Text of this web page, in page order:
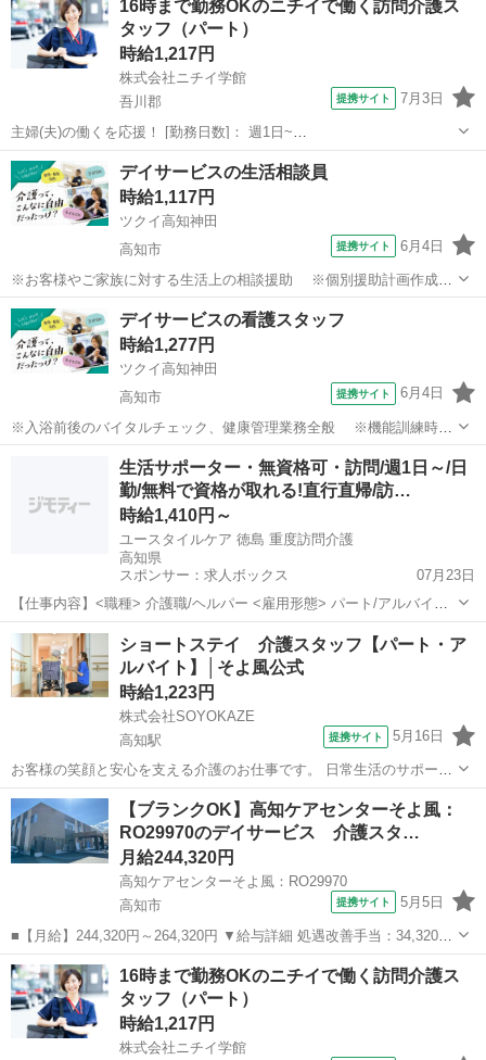
16時まで勤務OKのニチイで働く訪問介護ス
タッフ（パート）
時給1,217円
株式会社ニチイ学館
吾川郡
提携サイト 7月3日
主婦(夫)の働くを応援！ [勤務日数]： 週1日~
10:00~16:00/09:00~15:00/08:00~12:00/09:00~17:00/10:00~18:00 月/
火/水/木/金 などから選べます [勤務地・...
高知 ケアマネージャー
デイサービスの生活相談員
時給1,117円
ツクイ高知神田
高知市
提携サイト 6月4日
※お客様やご家族に対する生活上の相談援助 ※個別援助計画作成、
および実施、評価 ※契約などの各種手続き ※サービス担当者会議
への出席 ※ケアマネジャー、ご家族、その他関係機関との連絡調
整・報告 ※事務業務 ※介護...
高知 介護
デイサービスの看護スタッフ
時給1,277円
ツクイ高知神田
高知市
提携サイト 6月4日
※入浴前後のバイタルチェック、健康管理業務全般 ※機能訓練時の
補助業務 ※他スタッフと連携してのケア業務全般 ※各種記録業務
なし ◆有期労働契約を更新...
介護
生活サポーター・無資格可・訪問/週1日～/日
勤/無料で資格が取れる!直行直帰/訪…
時給1,410円～
ユースタイルケア 徳島 重度訪問介護
高知県
スポンサー：求人ボックス
07月23日
【仕事内容】<職種> 介護職/ヘルパー <雇用形態> パート/アルバイト
<施設形態> 訪問介護 <お仕事内容> <仕事内容詳細> 障がいによりお
ひとりでは生活が難しい方のケア ・見守り ・日常生活のお手伝い ・
食事介助 ・介護記...
アルバイト・パート
ショートステイ 介護スタッフ【パート・ア
ルバイト】│そよ風公式
時給1,223円
株式会社SOYOKAZE
高知駅
提携サイト 5月16日
お客様の笑顔と安心を支える介護のお仕事です。 日常生活のサポート
や身体介助（食事・入浴・排せつ・移乗など）をはじめ、レクリエー
ションの企画・実施、ご利用報告などの書類作成、送迎業務など幅広
い業務を担当。 チームで協力しながら...
高知 高知市 高知駅 介護
【ブランクOK】高知ケアセンターそよ風：
RO29970のデイサービス 介護スタ…
月給244,320円
高知ケアセンターそよ風：RO29970
高知市
提携サイト 5月5日
■【月給】244,320円～264,320円 ▼給与詳細 処遇改善手当：34,320円
▼下記別途支給 通勤手当 年末年始手当：380円/時 ※12/300時～1/324
時 寸志あり：年2回（6月・12月） ※業績によ...
高知 高知市 介護
16時まで勤務OKのニチイで働く訪問介護ス
タッフ（パート）
時給1,217円
株式会社ニチイ学館